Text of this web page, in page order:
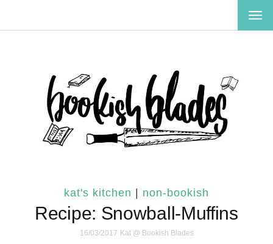
kat's kitchen non-bookish
Recipe: Snowball-Muffins
16/03/2017 Kat @ Bookish Blades